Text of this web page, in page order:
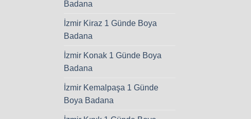
Badana
İzmir Kiraz 1 Günde Boya
Badana
İzmir Konak 1 Günde Boya
Badana
İzmir Kemalpaşa 1 Günde
Boya Badana